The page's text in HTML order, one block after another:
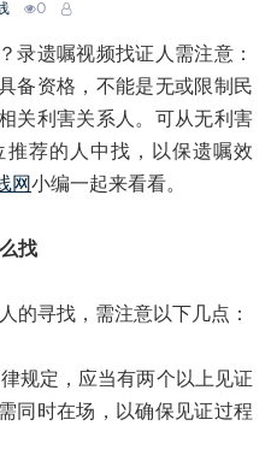
0
遗嘱视频找证人需注意：
备资格，不能是无或限制民
关利害关系人。可从无利害
荐的人中找，以保遗嘱效
网小编一起来看看。
找
寻找，需注意以下几点：
定，应当有两个以上见证
同时在场，以确保见证过程